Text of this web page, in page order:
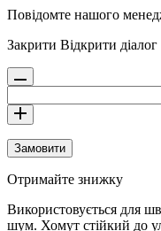
Повідомте нашого
Закрити Відкрити
Замовити
Отримайте знижку
Використовується для
шум. Хомут стійкий до